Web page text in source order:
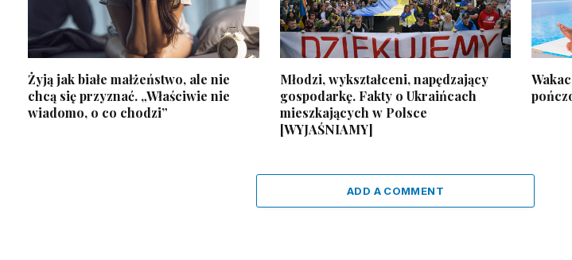
Żyją jak białe małżeństwo, ale nie
chcą się przyznać. „Właściwie nie
wiadomo, o co chodzi”
Młodzi, wykształceni, napędzający
gospodarkę. Fakty o Ukraińcach
mieszkających w Polsce
[WYJAŚNIAMY]
ADD A COMMENT